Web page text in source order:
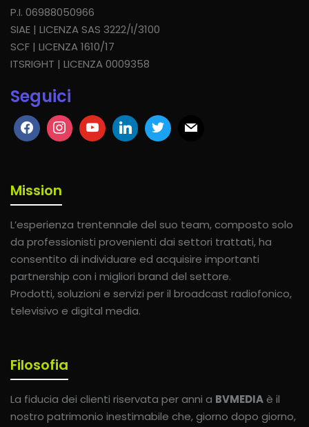
P.I. 06988050966
SIAE | LICENZA SAS 3222/I/3100
SCF | LICENZA 1610/17
ITSRIGHT | LICENZA 0009358
Seguici
Mission
L’esperienza trentennale del suo team, composto solo
da professionisti provenienti dai settori trattati, ha
consentito di individuare ed acquisire importanti
partnership con i migliori brand del settore.
Prodotti, soluzioni e servizi per il broadcast radiofonico,
televisivo e digital media.
Filosofia
La fiducia dei clienti riservata per anni a BVMEDIAè il
nostro patrimonio inestimabile che, giorno dopo giorno,